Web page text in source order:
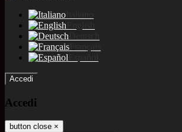
Accedi
Accedi
button close ×